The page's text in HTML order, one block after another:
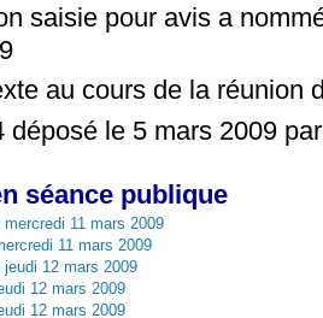
saisie pour avis a
au cours de la réunion
déposé le 5 mars 2009
séance publique
11 mars 2009
11 mars 2009
12 mars 2009
12 mars 2009
12 mars 2009